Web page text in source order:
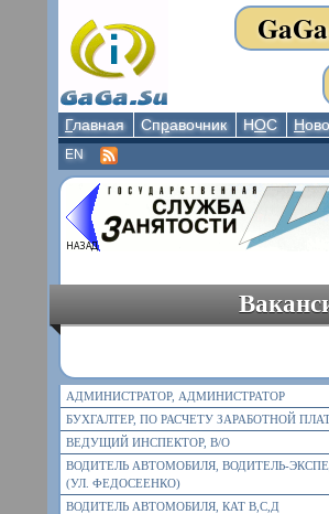
Главная Справочник НОС Н
EN
АДМИНИСТРАТОР, АДМИНИСТРАТОР
БУХГАЛТЕР, ПО РАСЧЕТУ ЗАРАБОТНОЙ
ВЕДУЩИЙ ИНСПЕКТОР, В/О
ВОДИТЕЛЬ АВТОМОБИЛЯ, ВОДИТЕЛЬ-
(УЛ. ФЕДОСЕЕНКО)
ВОДИТЕЛЬ АВТОМОБИЛЯ, КАТ В,С,Д